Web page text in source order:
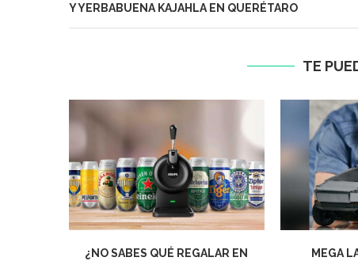
Y YERBABUENA KAJAHLA EN QUERÉTARO
TE
¿NO SABES QUÉ REGALAR EN
MEGA